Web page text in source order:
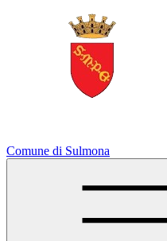
Comune di Sulmona